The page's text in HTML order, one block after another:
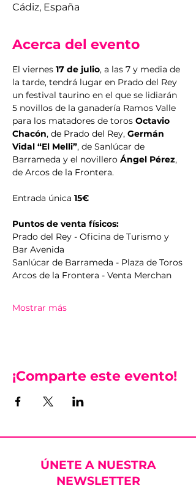
Cádiz, España
Acerca del evento
El viernes 17 de julio, a las 7 y media de
la tarde, tendrá lugar en Prado del Rey
un festival taurino en el que se lidiarán
5 novillos de la ganadería Ramos Valle
para los matadores de toros Octavio
Chacón, de Prado del Rey, Germán
Vidal “El Melli”, de Sanlúcar de
Barrameda y el novillero Ángel Pérez,
de Arcos de la Frontera.
Entrada única 15€
Puntos de venta físicos:
Prado del Rey - Oficina de Turismo y
Bar Avenida
Sanlúcar de Barrameda - Plaza de Toros
Arcos de la Frontera - Venta Merchan
Mostrar más
¡Comparte este evento!
ÚNETE A NUESTRA
NEWSLETTER